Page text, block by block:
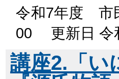
令和7年度 市
00 更新日 令
講座2.「い